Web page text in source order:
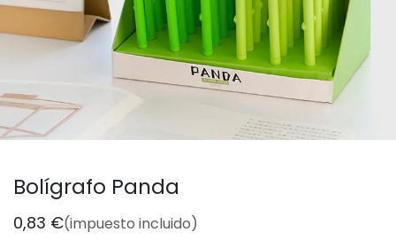
Bolígrafo Panda
0,83 €(impuesto incluido)